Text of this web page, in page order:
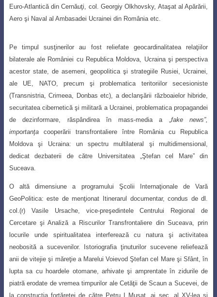
Euro-Atlantică din Cernăuţi, col. Georgiy Olkhovsky, Ataşat al Apărării,
Aero şi Naval al Ambasadei Ucrainei din România etc.
Pe timpul susţinerilor au fost reliefate geocardinalitatea relaţiilor
bilaterale ale României cu Republica Moldova, Ucraina şi perspectiva
acestor state, de asemeni, geopolitica şi strategiile Rusiei, Ucrainei,
ale UE, NATO, precum şi problematica teritoriilorsecesioniste
(Transnistria, Crimeea, Donbas etc), a declanşării războaielor hibride,
securitatea cibernetică şi militară a Ucrainei, problematica propagandei
de dezinformare
răspândirea în mass-media a „ fake news”,
importanţacooperării transfrontaliere întreRomânia cu Republica
Moldova şi Ucraina: un spectru multilateral şi multidimensional,
dedicat dezbaterii de către Universitatea „Ştefan cel Mare” din
Suceava.
O altă dimensiune a programului Şcolii Internaţionale de Vară
GeoPolitica: este de menţionat
Itinerarul documentar, condus de dl.
col.(r) Vasile Ursache, vice-preşedinteleCentrului Regional de
Cercetare şi Analiză a Riscurilor Transfrontaliere din Suceava, prin
locurile unde spiritualitatea interferează cu natura şi activitatea
neobosită a sucevenilor. Istoriografia ţinuturilor sucevene reliefează
anii de vitejie şi măreţie a Marelui Voievod Ştefan cel Mare şi Sfânt, în
lupta sa cu hoardele otomane, arhivate şi amprentate în zidurile de
piatră erodate de vremea timpurilor ale Cetăţii de Scaun a Sucevei, de
la construcţia fortăreţei de către Petru I Muşat, ai sec. al XV-lea şi